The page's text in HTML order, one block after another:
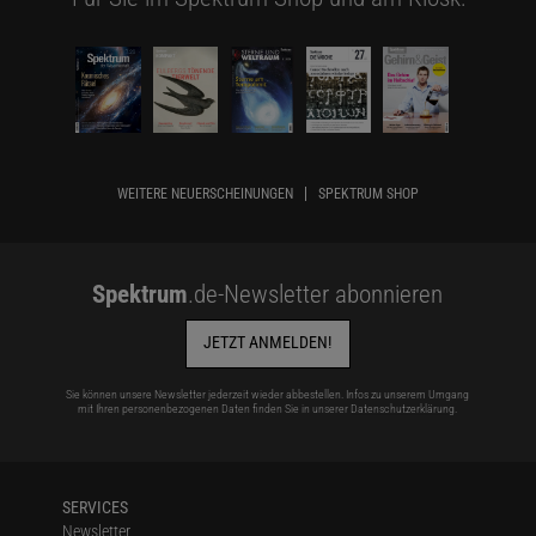
WEITERE NEUERSCHEINUNGEN SPEKTRUM SHOP
Spektrum.de-Newsletter abonnieren
JETZT ANMELDEN!
Sie können unsere Newsletter jederzeit wieder abbestellen. Infos zu unserem Umgang
mit Ihren personenbezogenen Daten finden Sie in unserer Datenschutzerklärung
SERVICES
Newsletter